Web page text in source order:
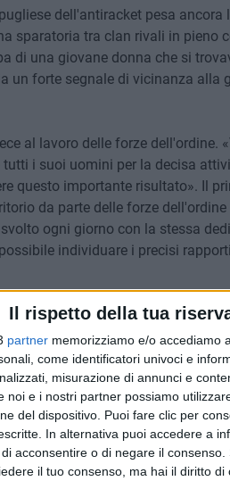
Il rispetto della tua
partner memorizziamo e/o accediamo
come identificatori univoci e
misurazione di annunci e
noi e i nostri partner possiamo
del dispositivo. Puoi fare clic per
In alternativa puoi accedere a
acconsentire o di negare il consenso.
il tuo consenso, ma hai il diritto
dell'antiracket pesa ancora
sparatoria tra clan rivali in pieno
di una giovane donna che si
un forte segnale di vicinanza alla
al lavoro delle forze dell'ordine.
i suoi uomini per la decisa
questo importante risultato». Il
da parte delle forze
ogni giorno con la stessa
individuare i precisi
esattamente questo che i
a portare normalità e
che si è sulla giusta strada. Una
— conclude il primo
chi opera per la garanzia della
e con forza qualsiasi